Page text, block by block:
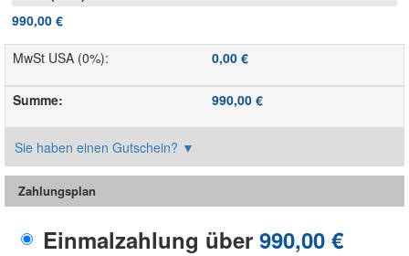
990,00 €
MwSt USA (0%): 0,00 €
Summe: 990,00 €
Sie haben einen Gutschein? ▼
Zahlungsplan
Einmalzahlung über 990,00 €